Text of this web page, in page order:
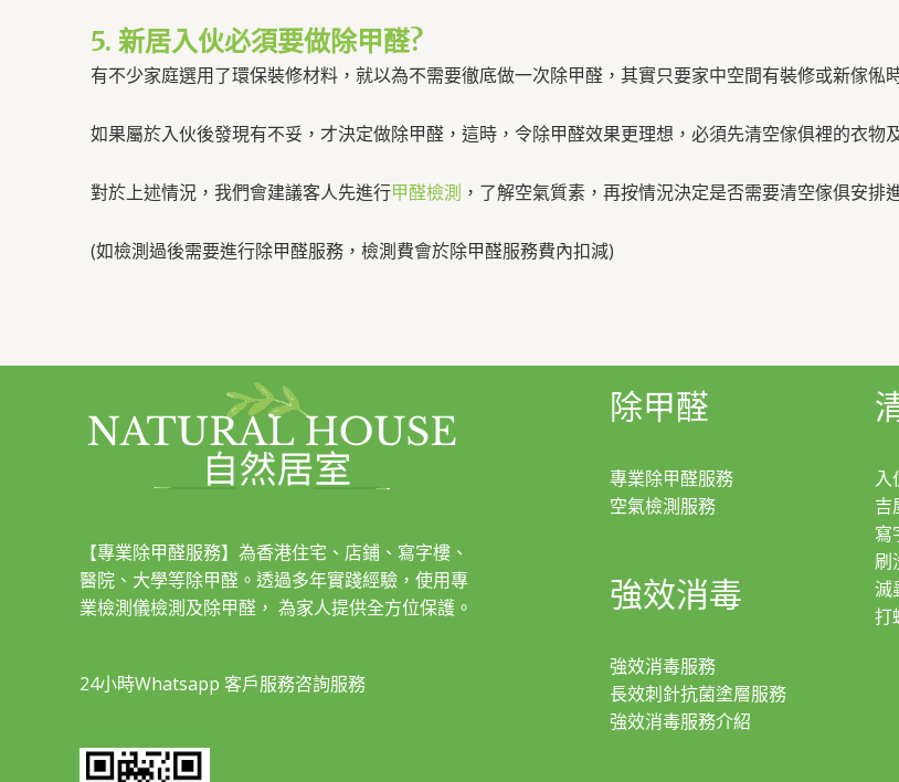
​5. 新居入伙必須要做除甲醛?
有不少家庭選用了環保裝修材料，就以為不需要徹底做一次除甲醛，其實只要家中空間有裝修或新傢俬
如果屬於入伙後發現有不妥，才決定做除甲醛，這時，令除甲醛效果更理想，必須先清空傢俱裡的衣物
對於上述情況，我們會建議客人先進行甲醛檢測 ，了解空氣質素，再按情況決定是否需要清空傢俱安排
(如檢測過後需要進行除甲醛服務，檢測費會於除甲醛服務費內扣減)
【專業除甲醛服務】為香港住宅、店鋪、寫字樓、
醫院、大學等除甲醛。透過多年實踐經驗，使用專
業檢測儀檢測及除甲醛， 為家人提供全方位保護。
24小時Whatsapp 客戶服務咨詢服務
除甲醛
專業除甲醛服務
空氣檢測服務
強效消毒
強效消毒服務
長效刺針抗菌塗層服務
強效消毒服務介紹
入
吉
寫
刷
滅
打